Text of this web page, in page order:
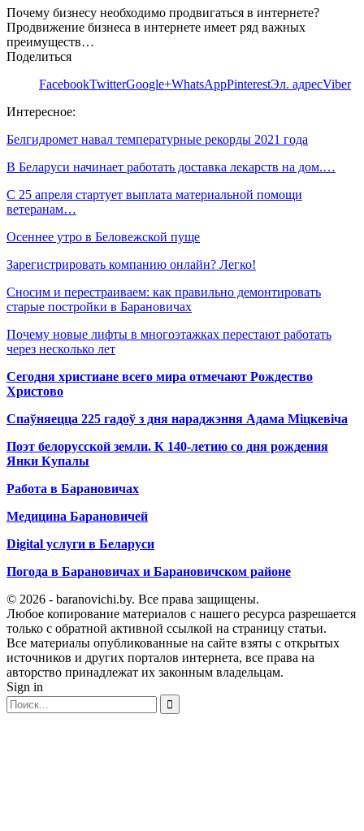
Почему бизнесу необходимо продвигаться в интернете?
Продвижение бизнеса в интернете имеет ряд важных
преимуществ…
Поделиться
FacebookTwitterGoogle+WhatsAppPinterestЭл. адресViber
Интересное:
Белгидромет навал температурные рекорды 2021 года
В Беларуси начинает работать доставка лекарств на дом.…
C 25 апреля стартует выплата материальной помощи
ветеранам…
Осеннее утро в Беловежской пуще
Зарегистрировать компанию онлайн? Легко!
Сносим и перестраиваем: как правильно демонтировать
старые постройки в Барановичах
Почему новые лифты в многоэтажках перестают работать
через несколько лет
Сегодня христиане всего мира отмечают Рождество
Христово
Спаўняецца 225 гадоў з дня нараджэння Адама Міцкевіча
Поэт белорусской земли. К 140-летию со дня рождения
Янки Купалы
Работа в Барановичах
Медицина Барановичей
Digital услуги в Беларуси
Погода в Барановичах и Барановичском районе
© 2026 - baranovichi.by. Все права защищены.
Любое копирование материалов с нашего ресурса разрешается
только с обратной активной ссылкой на страницу статьи.
Все материалы опубликованные на сайте взяты с открытых
источников и других порталов интернета, все права на
авторство принадлежат их законным владельцам.
Sign in